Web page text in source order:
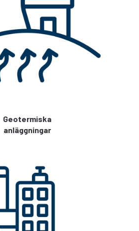
Geotermiska
anläggningar